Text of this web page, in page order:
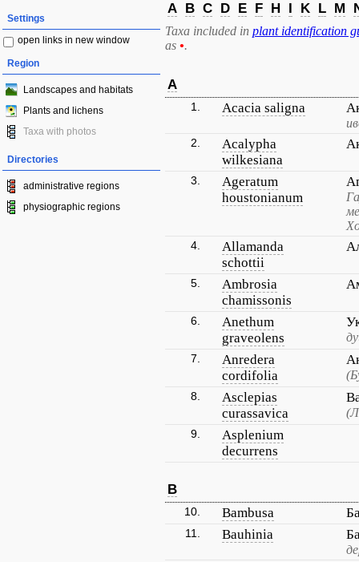
Settings
open links in new window
Region
Landscapes and habitats
Plants and lichens
Taxa with photos
Directories
administrative regions
physiographic regions
A B C D E F H I K L M
Taxa included in plant identification
as •.
A
1. Acacia saligna
2.
Acalypha
wilkesiana
3.
Ageratum
houstonianum
4.
Allamanda
schottii
5.
Ambrosia
chamissonis
6.
Anethum
graveolens
7.
Anredera
cordifolia
8.
Asclepias
curassavica
9.
Asplenium
decurrens
B
10. Bambusa
11. Bauhinia